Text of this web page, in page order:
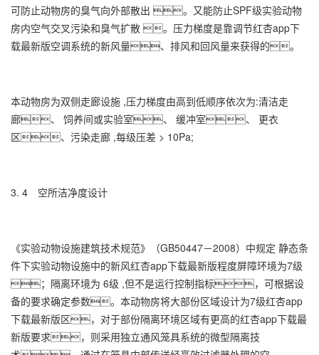
可防止动物房的臭气向外部散出 。又能防止SPF级实验动物
房内空气交叉污染和臭气扩散 。压力梯度是靠调节红杏app下
载最新版空调系统的新风量、排风和回风量来获得的。
本动物房为双侧走廊设施 ,压力梯度由高到低顺序依次为:清洁走
廊、 饲养间或实验室、 缓冲室、 更衣
区、污染走廊 ,每级压差 > 10Pa;
3. 4 空所洁净度设计
《实验动物设施建筑技术规范》（GB50447－2008）中规定 静态条
件下实验动物设施中的新风红杏app下载最新版程度屏障环境为7级
；隔离环境为 6级 ,但不是运行控制指标，可根据设
备的要求确定参数。本动物房将大部份区域设计为7级红杏app
下载最新版区，对于部份隔离环境区域有更高的红杏app下载最
新版要求，则采用独立通风笼具系统的微型隔离技